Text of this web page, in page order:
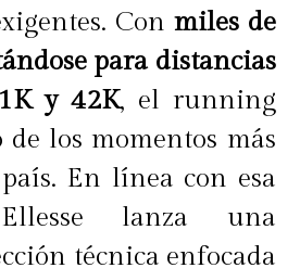
Con miles de
para distancias
y 42K, el running
los momentos más
En línea con esa
lanza una
técnica enfocada